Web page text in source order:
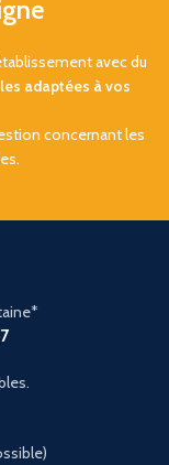
: TVA réduite à
:Aluminium en
à la fois très
:Chasse-roues
et revêtement
forte accroche,
:
et fermeture par
transport aisé
:
nécessaires
avec du
adaptées à vos
concernant les